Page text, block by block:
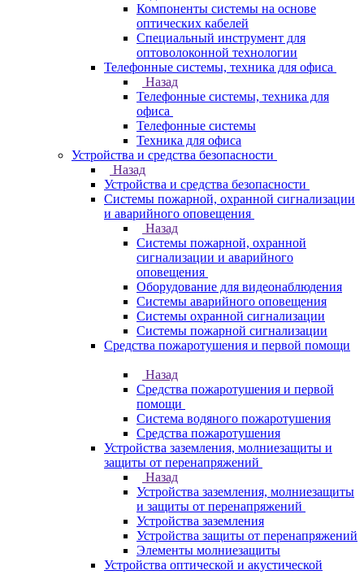
Компоненты системы на основе
оптических кабелей
Специальный инструмент для
оптоволоконной технологии
Телефонные системы, техника для офиса
Назад
Телефонные системы, техника для
офиса
Телефонные системы
Техника для офиса
Устройства и средства безопасности
Назад
Устройства и средства безопасности
Системы пожарной, охранной сигнализации
и аварийного оповещения
Назад
Системы пожарной, охранной
сигнализации и аварийного
оповещения
Оборудование для видеонаблюдения
Системы аварийного оповещения
Системы охранной сигнализации
Системы пожарной сигнализации
Средства пожаротушения и первой помощи
Назад
Средства пожаротушения и первой
помощи
Система водяного пожаротушения
Средства пожаротушения
Устройства заземления, молниезащиты и
защиты от перенапряжений
Назад
Устройства заземления, молниезащиты
и защиты от перенапряжений
Устройства заземления
Устройства защиты от перенапряжений
Элементы молниезащиты
Устройства оптической и акустической